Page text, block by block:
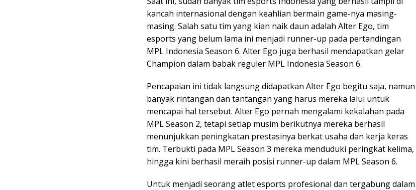
kancah internasional dengan keahlian bermain game-nya masing-
masing. Salah satu tim yang kian naik daun adalah Alter Ego, tim
esports yang belum lama ini menjadi runner-up pada pertandingan
MPL Indonesia Season 6. Alter Ego juga berhasil mendapatkan gelar
Champion dalam babak reguler MPL Indonesia Season 6.
Pencapaian ini tidak langsung didapatkan Alter Ego begitu saja, namun
banyak rintangan dan tantangan yang harus mereka lalui untuk
mencapai hal tersebut. Alter Ego pernah mengalami kekalahan pada
MPL Season 2, tetapi setiap musim berikutnya mereka berhasil
menunjukkan peningkatan prestasinya berkat usaha dan kerja keras
tim. Terbukti pada MPL Season 3 mereka menduduki peringkat kelima,
hingga kini berhasil meraih posisi runner-up dalam MPL Season 6.
Untuk menjadi seorang atlet esports profesional dan tergabung dalam